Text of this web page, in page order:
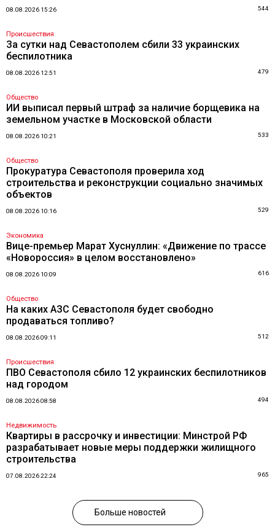
08.08.2026 15:26 544
Происшествия
За сутки над Севастополем сбили 33 украинских
беспилотника
08.08.2026 12:51 479
Общество
ИИ выписал первый штраф за наличие борщевика на
земельном участке в Московской области
08.08.2026 10:21 533
Общество
Прокуратура Севастополя проверила ход
строительства и реконструкции социально значимых
объектов
08.08.2026 10:16 529
Экономика
Вице-премьер Марат Хуснуллин: «Движение по трассе
«Новороссия» в целом восстановлено»
08.08.2026 10:09 616
Общество
На каких АЗС Севастополя будет свободно
продаваться топливо?
08.08.2026 09:11 512
Происшествия
ПВО Севастополя сбило 12 украинских беспилотников
над городом
08.08.2026 08:58 494
Недвижимость
Квартиры в рассрочку и инвестиции: Минстрой РФ
разрабатывает новые меры поддержки жилищного
строительства
07.08.2026 22:24 965
Больше новостей